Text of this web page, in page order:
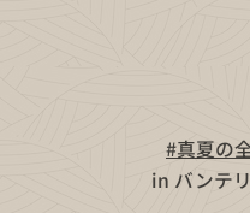
#真夏の
🏰in バンテ